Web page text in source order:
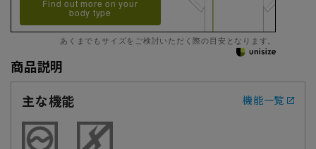
Find out more on your
body type
あくまでもサイズをご検討いただく際の目安となります。
商品説明
主な機能
機能一覧